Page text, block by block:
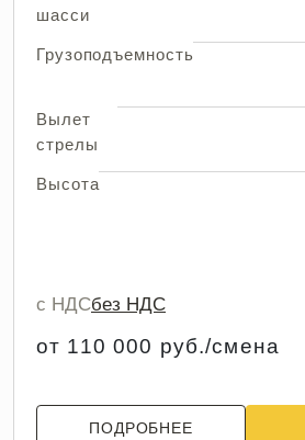
шасси
Грузоподъемность
Вылет
стрелы
Высота
с НДСбез НДС
от 110 000 руб./смена
ПОДРОБНЕЕ